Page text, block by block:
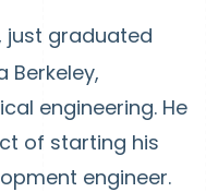
just graduated
Berkeley,
engineering. He
of starting his
engineer.